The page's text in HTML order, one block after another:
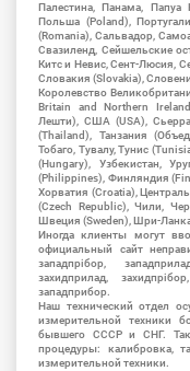
Палестина, Панама,
Польша (Poland),
(Romania), Сальвадор,
Свазиленд, Сейшельские
Китс и Невис, Сент-Люсия,
Словакия (Slovakia),
Королевство
Britain and Northern
Лешти), США (USA),
(Thailand), Танзания
Тобаго, Тувалу, Тунис
(Hungary), Узбекистан,
(Philippines), Финляндия
Хорватия (Croatia),
(Czech Republic), Чили,
Швеция (Sweden), Шри-
Иногда клиенты могут
официальный сайт
западпрібор,
захидприлад,
западприбор.
Наш технический отдел
измерительной техники
бывшего СССР и СНГ.
процедуры: калибровка,
измерительной техники.